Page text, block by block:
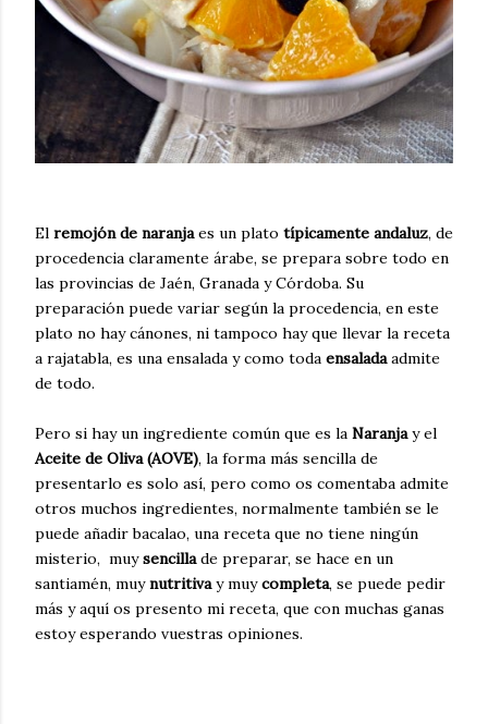
El remojón de naranjaes un plato típicamente andaluz, de
procedencia claramente árabe, se prepara sobre todo en
las provincias de Jaén, Granada y Córdoba. Su
preparación puede variar según la procedencia, en este
plato no hay cánones, ni tampoco hay que llevar la receta
a rajatabla, es una ensalada y como toda ensaladaadmite
de todo.
Pero si hay un ingrediente común que es la Naranjay el
Aceite de Oliva (AOVE), la forma más sencilla de
presentarlo es solo así, pero como os comentaba admite
otros muchos ingredientes, normalmente también se le
puede añadir bacalao, una receta que no tiene ningún
misterio, muysencillade preparar, se hace en un
santiamén, muynutritivay muycompleta, se puede pedir
más y aquí os presento mi receta, que con muchas ganas
estoy esperando vuestras opiniones.